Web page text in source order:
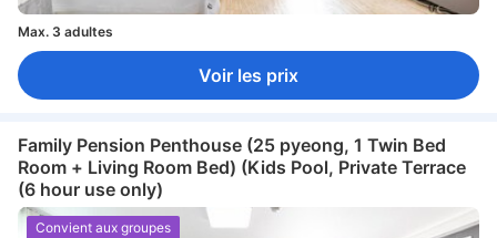
Max. 3 adultes
Voir les prix
Family Pension Penthouse (25 pyeong, 1 Twin Bed
Room + Living Room Bed) (Kids Pool, Private Terrace
(6 hour use only)
Convient aux groupes